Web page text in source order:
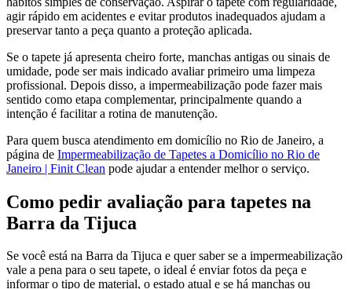
agir rápido em acidentes e evitar produtos inadequados ajudam a
preservar tanto a peça quanto a proteção aplicada.
Se o tapete já apresenta cheiro forte, manchas antigas ou sinais de
umidade, pode ser mais indicado avaliar primeiro uma limpeza
profissional. Depois disso, a impermeabilização pode fazer mais
sentido como etapa complementar, principalmente quando a
intenção é facilitar a rotina de manutenção.
Para quem busca atendimento em domicílio no Rio de Janeiro, a
página de Impermeabilização de Tapetes a Domicílio no Rio de
Janeiro | Finit Clean pode ajudar a entender melhor o serviço.
Como pedir avaliação para tapetes na
Barra da Tijuca
Se você está na Barra da Tijuca e quer saber se a impermeabilização
vale a pena para o seu tapete, o ideal é enviar fotos da peça e
informar o tipo de material, o estado atual e se há manchas ou